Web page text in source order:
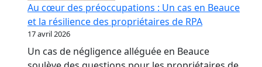
Au cœur des préoccupations : Un cas en Beauce
et la résilience des propriétaires de RPA
17 avril 2026
Un cas de négligence alléguée en Beauce